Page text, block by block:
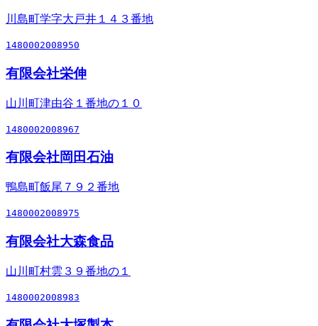
川島町学字大戸井１４３番地
1480002008950
有限会社栄伸
山川町津由谷１番地の１０
1480002008967
有限会社岡田石油
鴨島町飯尾７９２番地
1480002008975
有限会社大森食品
山川町村雲３９番地の１
1480002008983